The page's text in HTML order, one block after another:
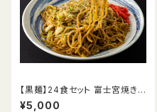
【黒麺】24食セット 富士宮焼きそ
ば
¥5,000